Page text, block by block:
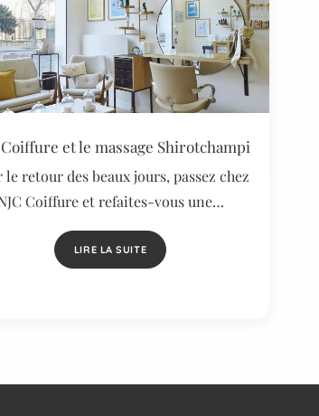
Coiffure et le massage Shirotchampi
le retour des beaux jours, passez chez
Coiffure et refaites-vous une…
LIRE LA SUITE